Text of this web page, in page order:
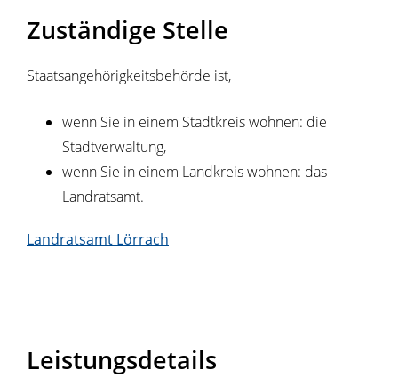
Zuständige Stelle
Staatsangehörigkeitsbehörde ist,
wenn Sie in einem Stadtkreis wohnen: die
Stadtverwaltung,
wenn Sie in einem Landkreis wohnen: das
Landratsamt.
Landratsamt Lörrach
Leistungsdetails